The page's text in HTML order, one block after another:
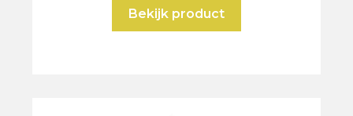
Bekijk product